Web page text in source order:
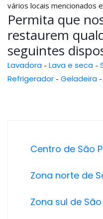
vários locais mencionados
Permita que
restaurem
seguintes
Lavadora - Lava e seca -
Refrigerador - Geladeira -
Centro de São
Zona norte de
Zona sul de